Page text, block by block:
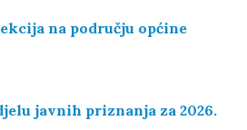
na području općine
javnih priznanja za 2026.